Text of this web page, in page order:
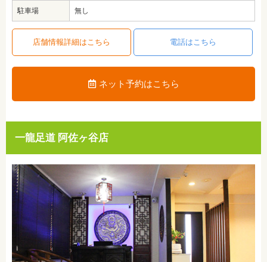
駐車場 無し
店舗情報詳細はこちら 電話はこちら
ネット予約はこちら
一龍足道 阿佐ヶ谷店